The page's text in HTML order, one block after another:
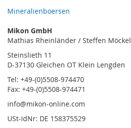
Mineralienboersen
Mikon GmbH
Mathias Rheinländer / Steffen Möckel
Steinslieth 11
D-37130 Gleichen OT Klein Lengden
Tel: +49-(0)5508-974470
Fax: +49-(0)5508-974471
info@mikon-online.com
USt-IdNr: DE 158375529